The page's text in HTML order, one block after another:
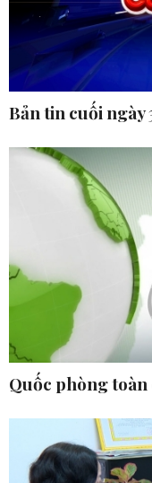
Bản tin cuối ngày
Quốc phòng